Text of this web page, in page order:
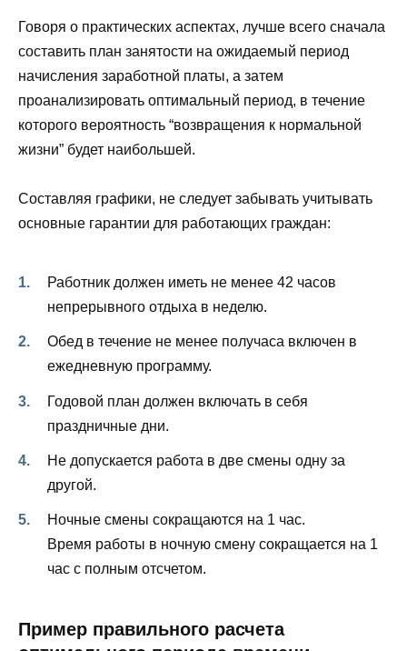
Говоря о практических аспектах, лучше всего сначала
составить план занятости на ожидаемый период
начисления заработной платы, а затем
проанализировать оптимальный период, в течение
которого вероятность “возвращения к нормальной
жизни” будет наибольшей.
Составляя графики, не следует забывать учитывать
основные гарантии для работающих граждан:
Работник должен иметь не менее 42 часов
непрерывного отдыха в неделю.
Обед в течение не менее получаса включен в
ежедневную программу.
Годовой план должен включать в себя
праздничные дни.
Не допускается работа в две смены одну за
другой.
Ночные смены сокращаются на 1 час.
Время работы в ночную смену сокращается на 1
час с полным отсчетом.
Пример правильного расчета